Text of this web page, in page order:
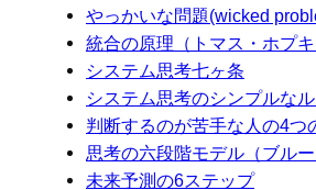
やっかいな問題(wicked
統合の原理（トマス・ホプキ
システム思考七ヶ条
システム思考のシンプルな
判断するのが苦手な人の4つ
思考の六段階モデル（ブルー
未来予測の6ステップ